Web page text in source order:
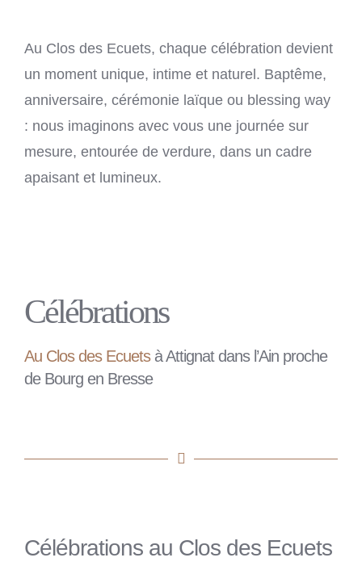
Au Clos des Ecuets, chaque célébration devient
un moment unique, intime et naturel. Baptême,
anniversaire, cérémonie laïque ou blessing way
: nous imaginons avec vous une journée sur
mesure, entourée de verdure, dans un cadre
apaisant et lumineux.
Célébrations
Au Clos des Ecuetsà Attignat dans l’Ain proche
de Bourg en Bresse
Célébrations au Clos des Ecuets